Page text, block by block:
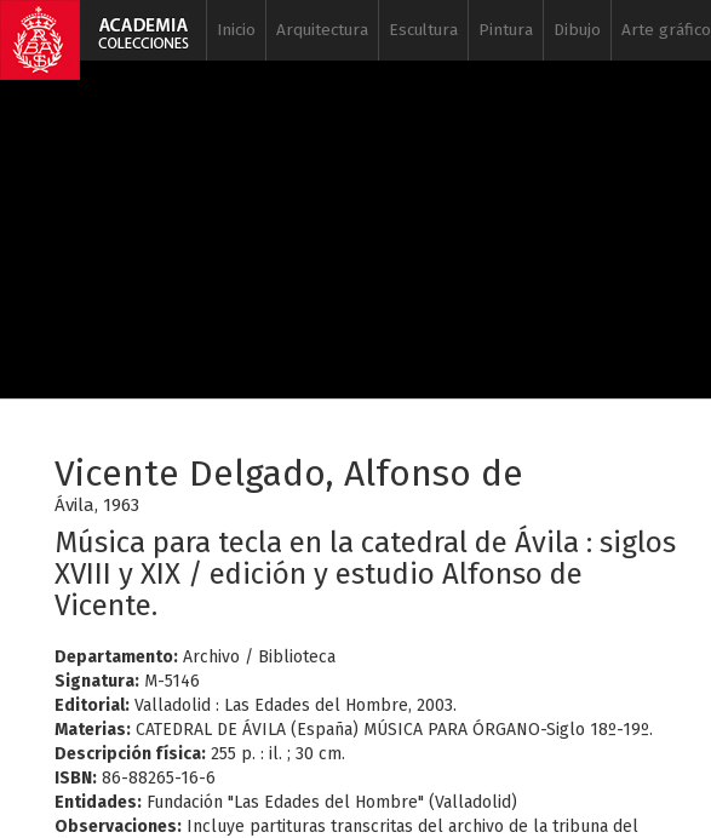
Inicio Arquitectura Escultura Pintura Dibujo Arte gráfico
Vicente Delgado, Alfonso de
Ávila, 1963
Música para tecla en la catedral de Ávila : siglos
XVIII y XIX / edición y estudio Alfonso de
Vicente.
Departamento: Archivo / Biblioteca
Signatura: M-5146
Editorial: Valladolid : Las Edades del Hombre, 2003.
Materias: CATEDRAL DE ÁVILA (España) MÚSICA PARA ÓRGANO-Siglo 18º-19º.
Descripción física: 255 p. : il. ; 30 cm.
ISBN: 86-88265-16-6
Entidades: Fundación "Las Edades del Hombre" (Valladolid)
Observaciones: Incluye partituras transcritas del archivo de la tribuna del